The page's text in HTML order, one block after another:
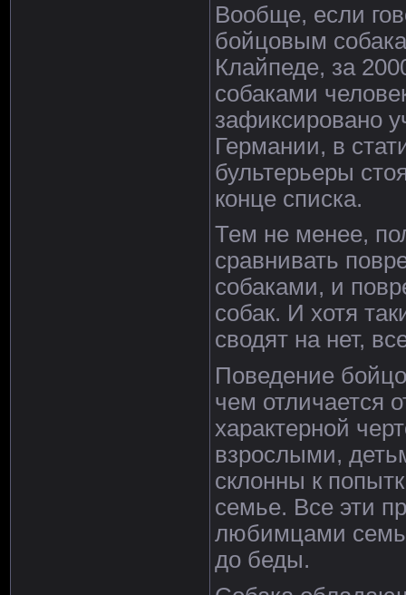
Вообще, если
бойцовым
Клайпеде, за
собаками
зафиксировано
Германии, в
бультерьеры
конце списка.
Тем не менее,
сравнивать
собаками, и
собак. И хотя
сводят на нет,
Поведение
чем отличается
характерной
взрослыми,
склонны к
семье. Все эти
любимцами
до беды.